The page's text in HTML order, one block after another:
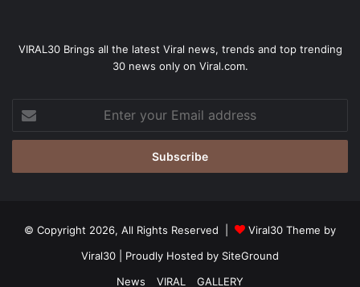
VIRAL30 Brings all the latest Viral news, trends and top trending
30 news only on Viral.com.
your
Email
© Copyright 2026, All Rights Reserved |
Viral30 Theme by
Viral30 | Proudly Hosted by SiteGround
News
VIRAL GALLERY